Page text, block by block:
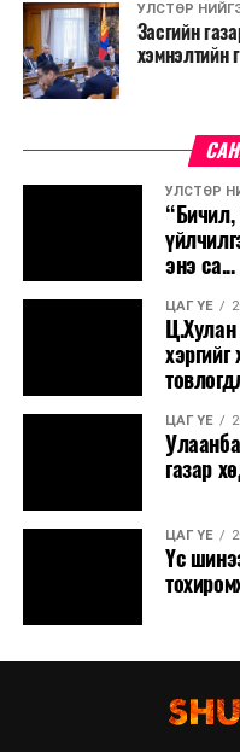
УЛСТӨР
Засгийн
хэмнэлтийн
УЛСТӨР
энэ са...
ЦАГ ҮЕ
ЦАГ ҮЕ
газар
ЦАГ ҮЕ
Үс